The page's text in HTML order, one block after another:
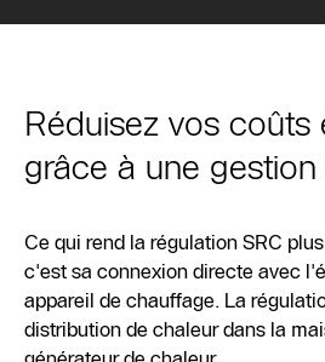
Réduisez vos coûts
grâce à une gestion
Ce qui rend la régulation SRC
c'est sa connexion directe avec
appareil de chauffage. La
distribution de chaleur dans la